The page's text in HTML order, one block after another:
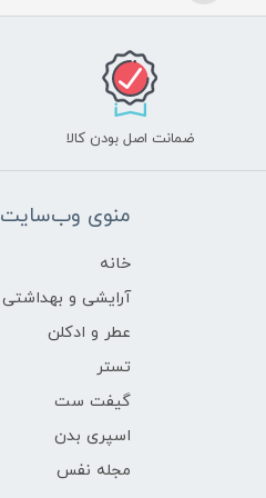
ضمانت اصل بودن کالا
منوی وب‌سایت
خانه
آرایشی و بهداشتی
عطر و ادکلن
تستر
گیفت ست
اسپری بدن
مجله نفس